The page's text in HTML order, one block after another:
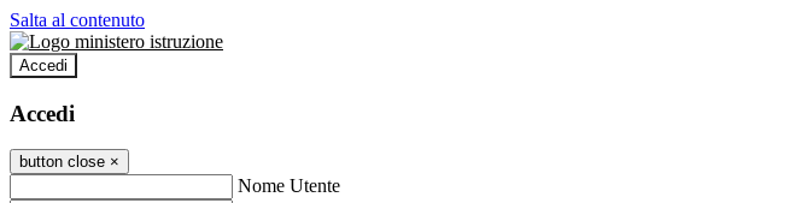
Salta al contenuto
Accedi
Accedi
button close ×
Nome Utente